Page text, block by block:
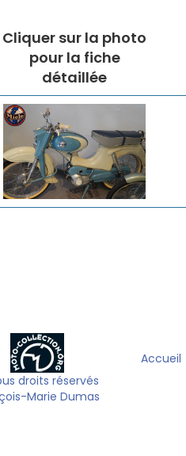
Cliquer sur la photo
pour la fiche
détaillée
droits réservés
Marie Dumas
Accueil